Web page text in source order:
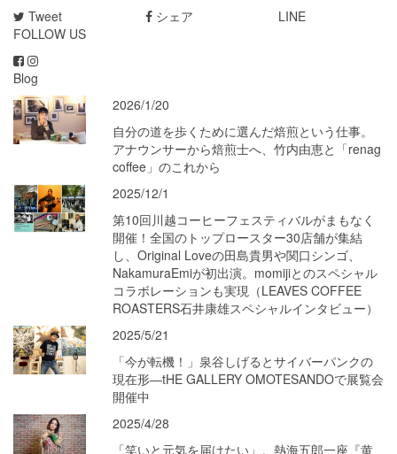
Tweet
シェア
LINE
FOLLOW US
Blog
2026/1/20
自分の道を歩くために選んだ焙煎という仕事。
アナウンサーから焙煎士へ、竹内由恵と「renag
coffee」のこれから
2025/12/1
第10回川越コーヒーフェスティバルがまもなく
開催！全国のトップロースター30店舗が集結
し、Original Loveの田島貴男や関口シンゴ、
NakamuraEmiが初出演。momijiとのスペシャル
コラボレーションも実現（LEAVES COFFEE
ROASTERS石井康雄スペシャルインタビュー）
2025/5/21
「今が転機！」泉谷しげるとサイバーパンクの
現在形―tHE GALLERY OMOTESANDOで展覧会
開催中
2025/4/28
「笑いと元気を届けたい」。熱海五郎一座『黄